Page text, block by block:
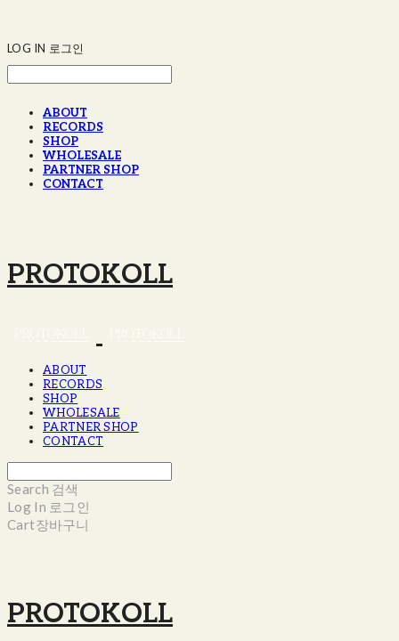
LOG IN 로그인
ABOUT
RECORDS
SHOP
WHOLESALE
PARTNER SHOP
CONTACT
PROTOKOLL
ABOUT
RECORDS
SHOP
WHOLESALE
PARTNER SHOP
CONTACT
Search 검색
Log In 로그인
Cart장바구니
PROTOKOLL